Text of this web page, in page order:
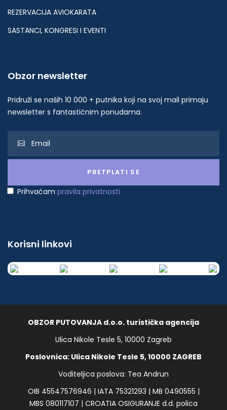
REZERVACIJA AVIOKARATA
SASTANCI, KONGRESI I EVENTI
Obzor newsletter
Pridruži se naših 10 000 + putnika koji na svoj mail primaju
newsletter s fantastičnim ponudama.
Prihvaćam pravila privatnosti
Korisni linkovi
OBZOR PUTOVANJA d.o.o. turistička agencija
Ulica Nikole Tesle 5, 10000 Zagreb
Poslovnica: Ulica Nikole Tesle 5, 10000 ZAGREB
Voditeljica poslova: Tea Andrun
OIB 45547576946 | IATA 75321293 | MB 0490555 |
MBS 080117107 | CROATIA OSIGURANJE d.d. polica